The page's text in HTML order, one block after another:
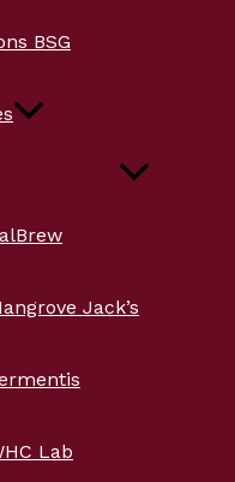
BSG
Jack’s
Lab